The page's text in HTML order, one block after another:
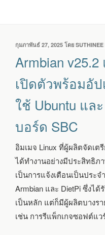
เขียน
ที่
กุมภาพันธ์ 27, 2025 โดย
Armbian v25.2
เปิดตัวพร้อมอัป
ใช้ Ubuntu แล
บอร์ด SBC
อิมเมจ Linux ที่ผู้ผลิตจัดเต
ได้ทำงานอย่างมีประสิทธิภ
เป็นการแจ้งเตือนเป็นประ
Armbian และ DietPi ซึ่งไ
เป็นหลัก แต่ก็มีผู้ผลิตบางร
เช่น การรีแพ็กเกจซอฟต์แว